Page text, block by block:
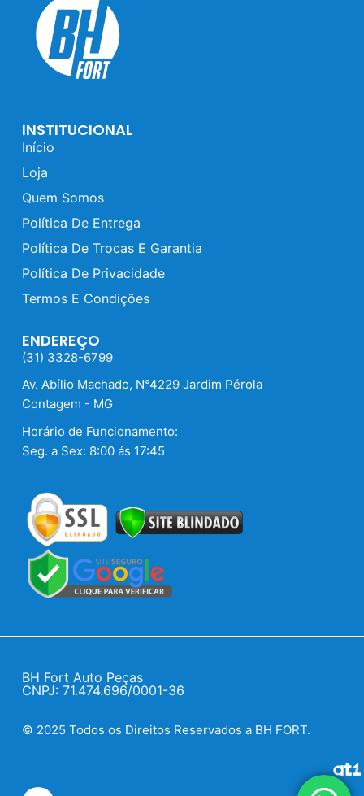
INSTITUCIONAL
Início
Loja
Quem Somos
Política De Entrega
Política De Trocas E Garantia
Política De Privacidade
Termos E Condições
ENDEREÇO
(31) 3328-6799
Av. Abílio Machado, N°4229 Jardim Pérola
Contagem - MG
Horário de Funcionamento:
Seg. a Sex: 8:00 ás 17:45
BH Fort Auto Peças
CNPJ: 71.474.696/0001-36
© 2025 Todos os Direitos Reservados a BH FORT.